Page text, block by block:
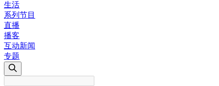
生活
系列节目
直播
播客
互动新闻
专题